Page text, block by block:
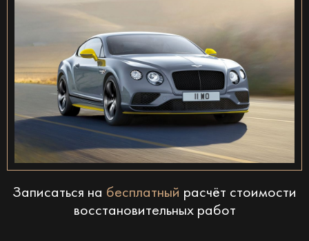
Записаться на бесплатный расчёт стоимости
восстановительных работ